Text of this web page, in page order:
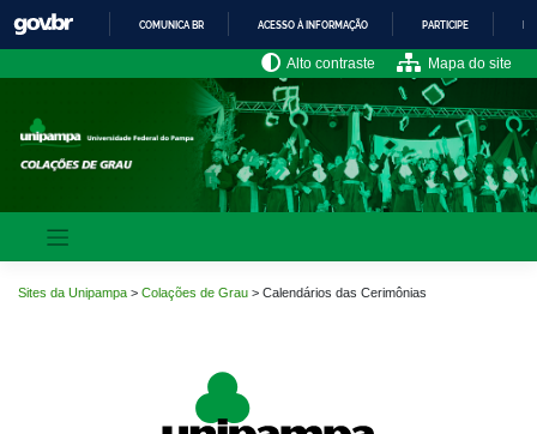
para
o
conteúdo
IR
PARA
O
CONTEÚDO
COMUNICA BR ACESSO À INFORMAÇÃO PARTICIPE
Alto contraste Mapa do site
Sites da Unipampa > Colações de Grau > Calendários das Cerimônias